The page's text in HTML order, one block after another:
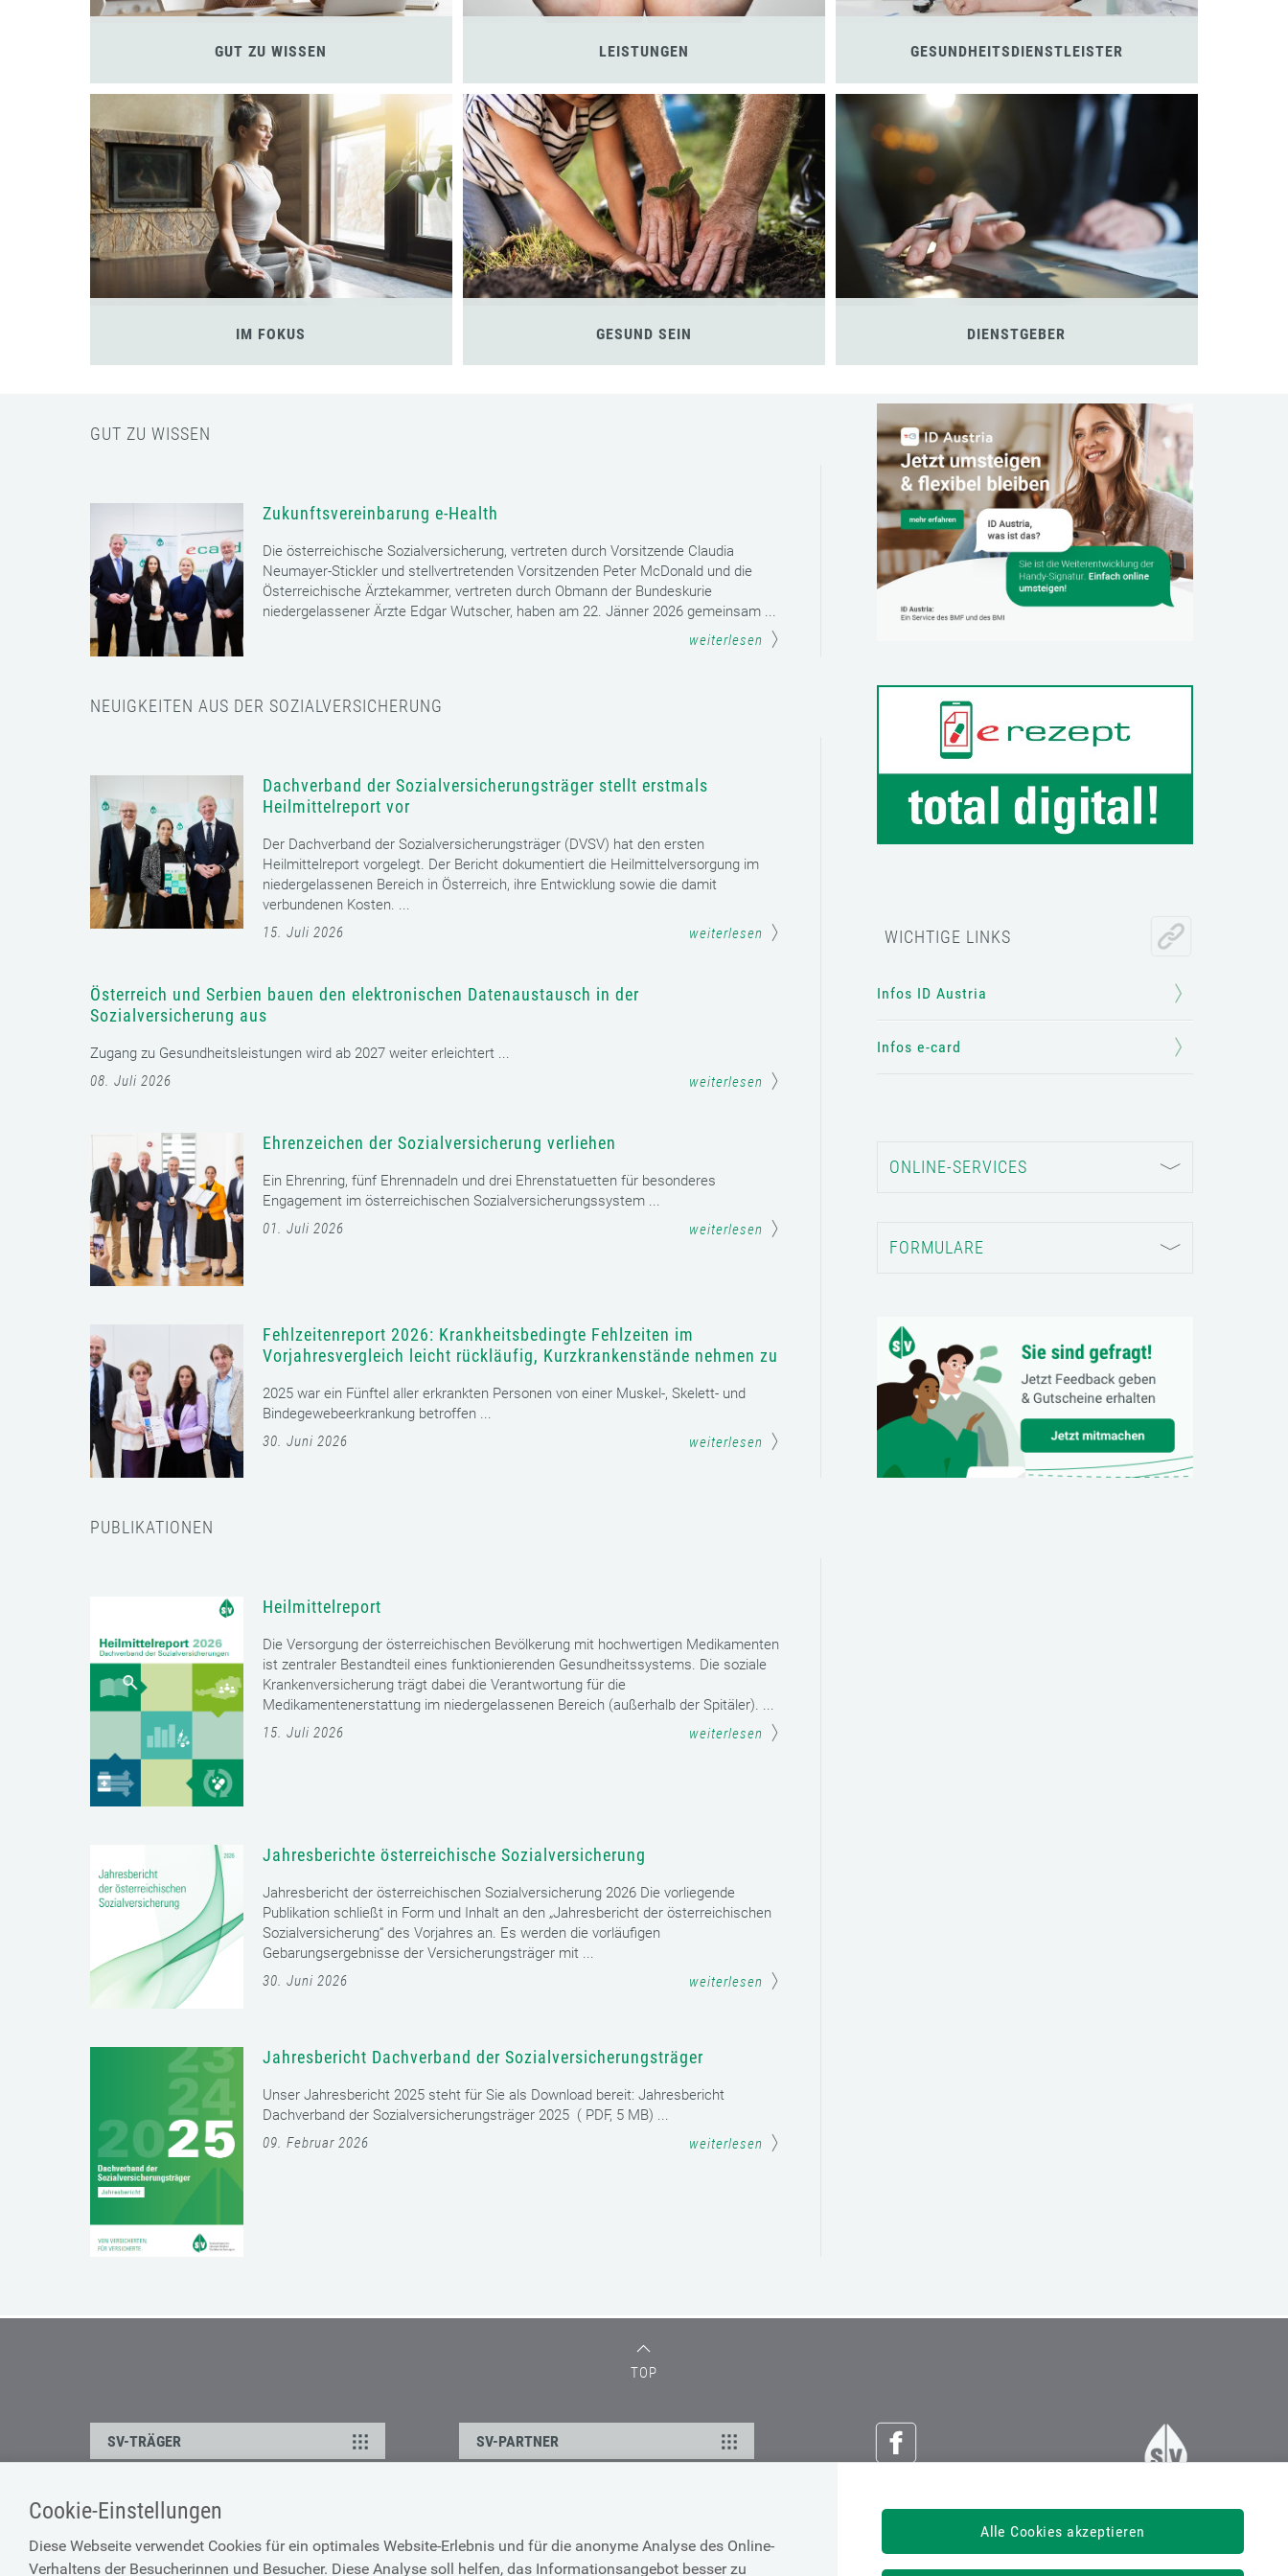
Cookie-Einstellungen
Diese Webseite verwendet Cookies für ein optimales Website-Erlebnis und für die anonyme Analyse des Online-
Verhaltens der Besucherinnen und Besucher. Diese Analyse soll helfen, das Informationsangebot besser zu
Alle Cookies akzeptieren
GUT ZU WISSEN LEISTUNGEN GESUNDHEITSDIENSTLEISTER
IM FOKUS GESUND SEIN DIENSTGEBER
WICHTIGE LINKS
Infos ID Austria
Infos e-card
ONLINE-SERVICES
FORMULARE
GUT ZU WISSEN
Zukunftsvereinbarung e-Health
Die österreichische Sozialversicherung, vertreten durch Vorsitzende Claudia
Neumayer-Stickler und stellvertretenden Vorsitzenden Peter McDonald und die
Österreichische Ärztekammer, vertreten durch Obmann der Bundeskurie
niedergelassener Ärzte Edgar Wutscher, haben am 22. Jänner 2026 gemeinsam ...
weiterlesen
NEUIGKEITEN AUS DER SOZIALVERSICHERUNG
Dachverband der Sozialversicherungsträger stellt erstmals
Heilmittelreport vor
Der Dachverband der Sozialversicherungsträger (DVSV) hat den ersten
Heilmittelreport vorgelegt. Der Bericht dokumentiert die Heilmittelversorgung im
niedergelassenen Bereich in Österreich, ihre Entwicklung sowie die damit
verbundenen Kosten. ...
15. Juli 2026
weiterlesen
Österreich und Serbien bauen den elektronischen Datenaustausch in der
Sozialversicherung aus
Zugang zu Gesundheitsleistungen wird ab 2027 weiter erleichtert ...
08. Juli 2026
weiterlesen
Ehrenzeichen der Sozialversicherung verliehen
Ein Ehrenring, fünf Ehrennadeln und drei Ehrenstatuetten für besonderes
Engagement im österreichischen Sozialversicherungssystem ...
01. Juli 2026
weiterlesen
Fehlzeitenreport 2026: Krankheitsbedingte Fehlzeiten im
Vorjahresvergleich leicht rückläufig, Kurzkrankenstände nehmen zu
2025 war ein Fünftel aller erkrankten Personen von einer Muskel-, Skelett- und
Bindegewebeerkrankung betroffen ...
30. Juni 2026
weiterlesen
PUBLIKATIONEN
Heilmittelreport
Die Versorgung der österreichischen Bevölkerung mit hochwertigen Medikamenten
ist zentraler Bestandteil eines funktionierenden Gesundheitssystems. Die soziale
Krankenversicherung trägt dabei die Verantwortung für die
Medikamentenerstattung im niedergelassenen Bereich (außerhalb der Spitäler). ...
15. Juli 2026
weiterlesen
Jahresberichte österreichische Sozialversicherung
Jahresbericht der österreichischen Sozialversicherung 2026 Die vorliegende
Publikation schließt in Form und Inhalt an den „Jahresbericht der österreichischen
Sozialversicherung“ des Vorjahres an. Es werden die vorläufigen
Gebarungsergebnisse der Versicherungsträger mit ...
30. Juni 2026
weiterlesen
Jahresbericht Dachverband der Sozialversicherungsträger
Unser Jahresbericht 2025 steht für Sie als Download bereit: Jahresbericht
Dachverband der Sozialversicherungsträger 2025 ( PDF, 5 MB) ...
09. Februar 2026
weiterlesen
TOP
Österreichische Sozialversicherung
Dachverband der Sozialversicherungsträger
SV-TRÄGER SV-PARTNER
ÜBER UNS
Kontakt
Barrierefreiheitserklärung
Cookie-Erklärung